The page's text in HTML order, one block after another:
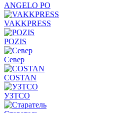
ANGELO PO
VAKKPRESS
POZIS
Север
COSTAN
УЗТСО